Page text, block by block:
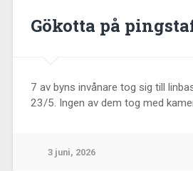
Gökotta på
7 av byns invånare tog sig till
23/5. Ingen av dem tog med
3 juni, 2026